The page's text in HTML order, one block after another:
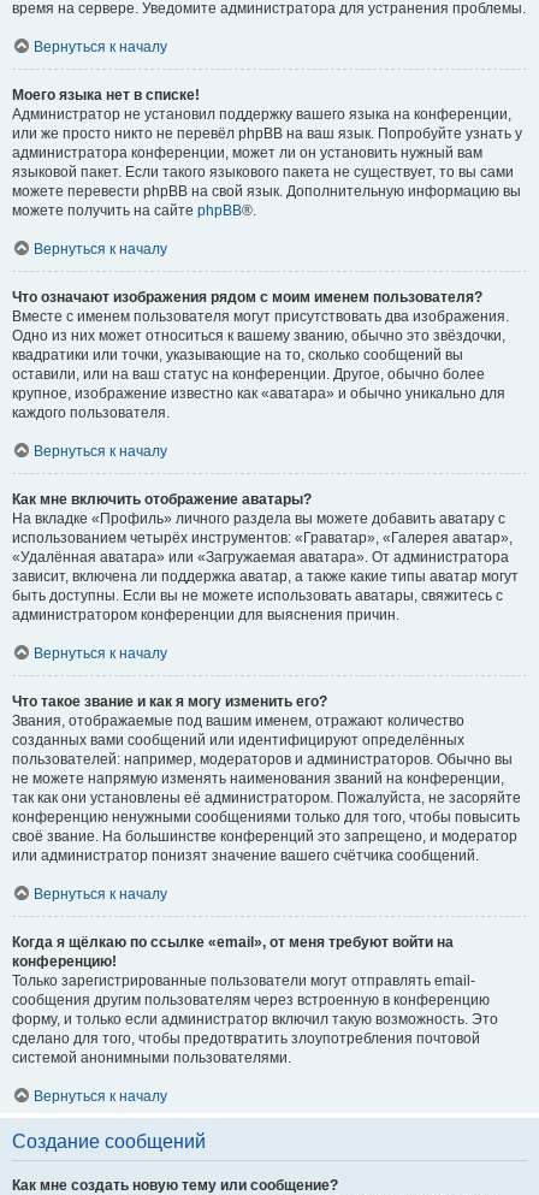
время на сервере. Уведомите администратора для устранения проблемы.
Вернуться к началу
Моего языка нет в списке!
Администратор не установил поддержку вашего языка на конференции,
или же просто никто не перевёл phpBB на ваш язык. Попробуйте узнать у
администратора конференции, может ли он установить нужный вам
языковой пакет. Если такого языкового пакета не существует, то вы сами
можете перевести phpBB на свой язык. Дополнительную информацию вы
можете получить на сайте phpBB®.
Вернуться к началу
Что означают изображения рядом с моим именем пользователя?
Вместе с именем пользователя могут присутствовать два изображения.
Одно из них может относиться к вашему званию, обычно это звёздочки,
квадратики или точки, указывающие на то, сколько сообщений вы
оставили, или на ваш статус на конференции. Другое, обычно более
крупное, изображение известно как «аватара» и обычно уникально для
каждого пользователя.
Вернуться к началу
Как мне включить отображение аватары?
На вкладке «Профиль» личного раздела вы можете добавить аватару с
использованием четырёх инструментов: «Граватар», «Галерея аватар»,
«Удалённая аватара» или «Загружаемая аватара». От администратора
зависит, включена ли поддержка аватар, а также какие типы аватар могут
быть доступны. Если вы не можете использовать аватары, свяжитесь с
администратором конференции для выяснения причин.
Вернуться к началу
Что такое звание и как я могу изменить его?
Звания, отображаемые под вашим именем, отражают количество
созданных вами сообщений или идентифицируют определённых
пользователей: например, модераторов и администраторов. Обычно вы
не можете напрямую изменять наименования званий на конференции,
так как они установлены её администратором. Пожалуйста, не засоряйте
конференцию ненужными сообщениями только для того, чтобы повысить
своё звание. На большинстве конференций это запрещено, и модератор
или администратор понизят значение вашего счётчика сообщений.
Вернуться к началу
Когда я щёлкаю по ссылке «email», от меня требуют войти на
конференцию!
Только зарегистрированные пользователи могут отправлять email-
сообщения другим пользователям через встроенную в конференцию
форму, и только если администратор включил такую возможность. Это
сделано для того, чтобы предотвратить злоупотребления почтовой
системой анонимными пользователями.
Вернуться к началу
Создание сообщений
Как мне создать новую тему или сообщение?